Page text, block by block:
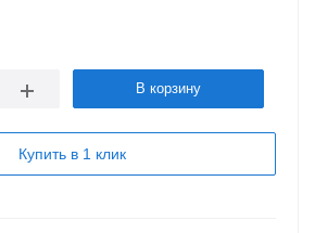
В корзину
Купить в 1 клик